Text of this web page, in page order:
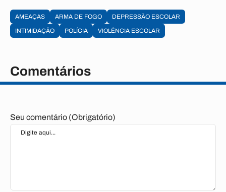
AMEAÇAS ARMA DE FOGO
DEPRESSÃO ESCOLAR
INTIMIDAÇÃO
POLÍCIA VIOLÊNCIA ESCOLAR
Comentários
Seu comentário (Obrigatório)